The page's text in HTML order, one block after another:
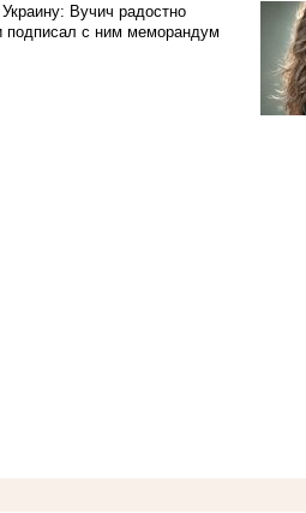
Вучич радостно
подписал с ним меморандум